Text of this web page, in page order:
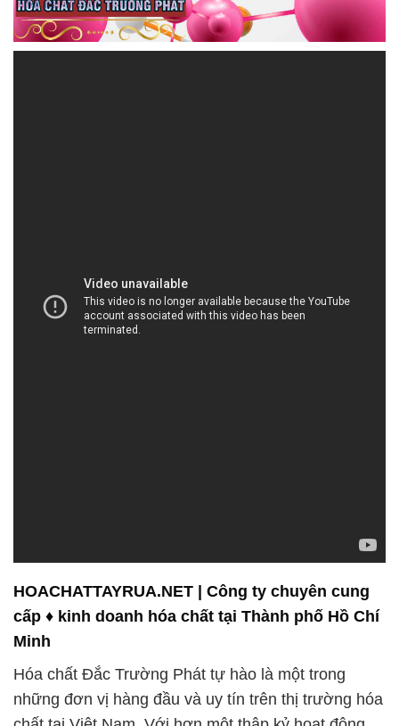
HOACHATTAYRUA.NET | Công ty chuyên cung
cấp ♦ kinh doanh hóa chất tại Thành phố Hồ Chí
Minh
Hóa chất Đắc Trường Phát tự hào là một trong
những đơn vị hàng đầu và uy tín trên thị trường hóa